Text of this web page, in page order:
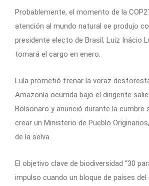
Probablemente, el momento de la
atención al mundo natural se produjo
presidente electo de Brasil, Luiz Inácio
tomará el cargo en enero.
Lula prometió frenar la voraz
Amazonía ocurrida bajo el dirigente
Bolsonaro y anunció durante la cumbre
crear un Ministerio de Pueblo
de la selva.
El objetivo clave de biodiversidad “30
impulso cuando un bloque de países